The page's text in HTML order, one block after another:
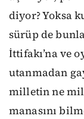
diyor? Yoksa
sürüp de
İttifakı’na ve
utanmadan
milletin ne
manasını